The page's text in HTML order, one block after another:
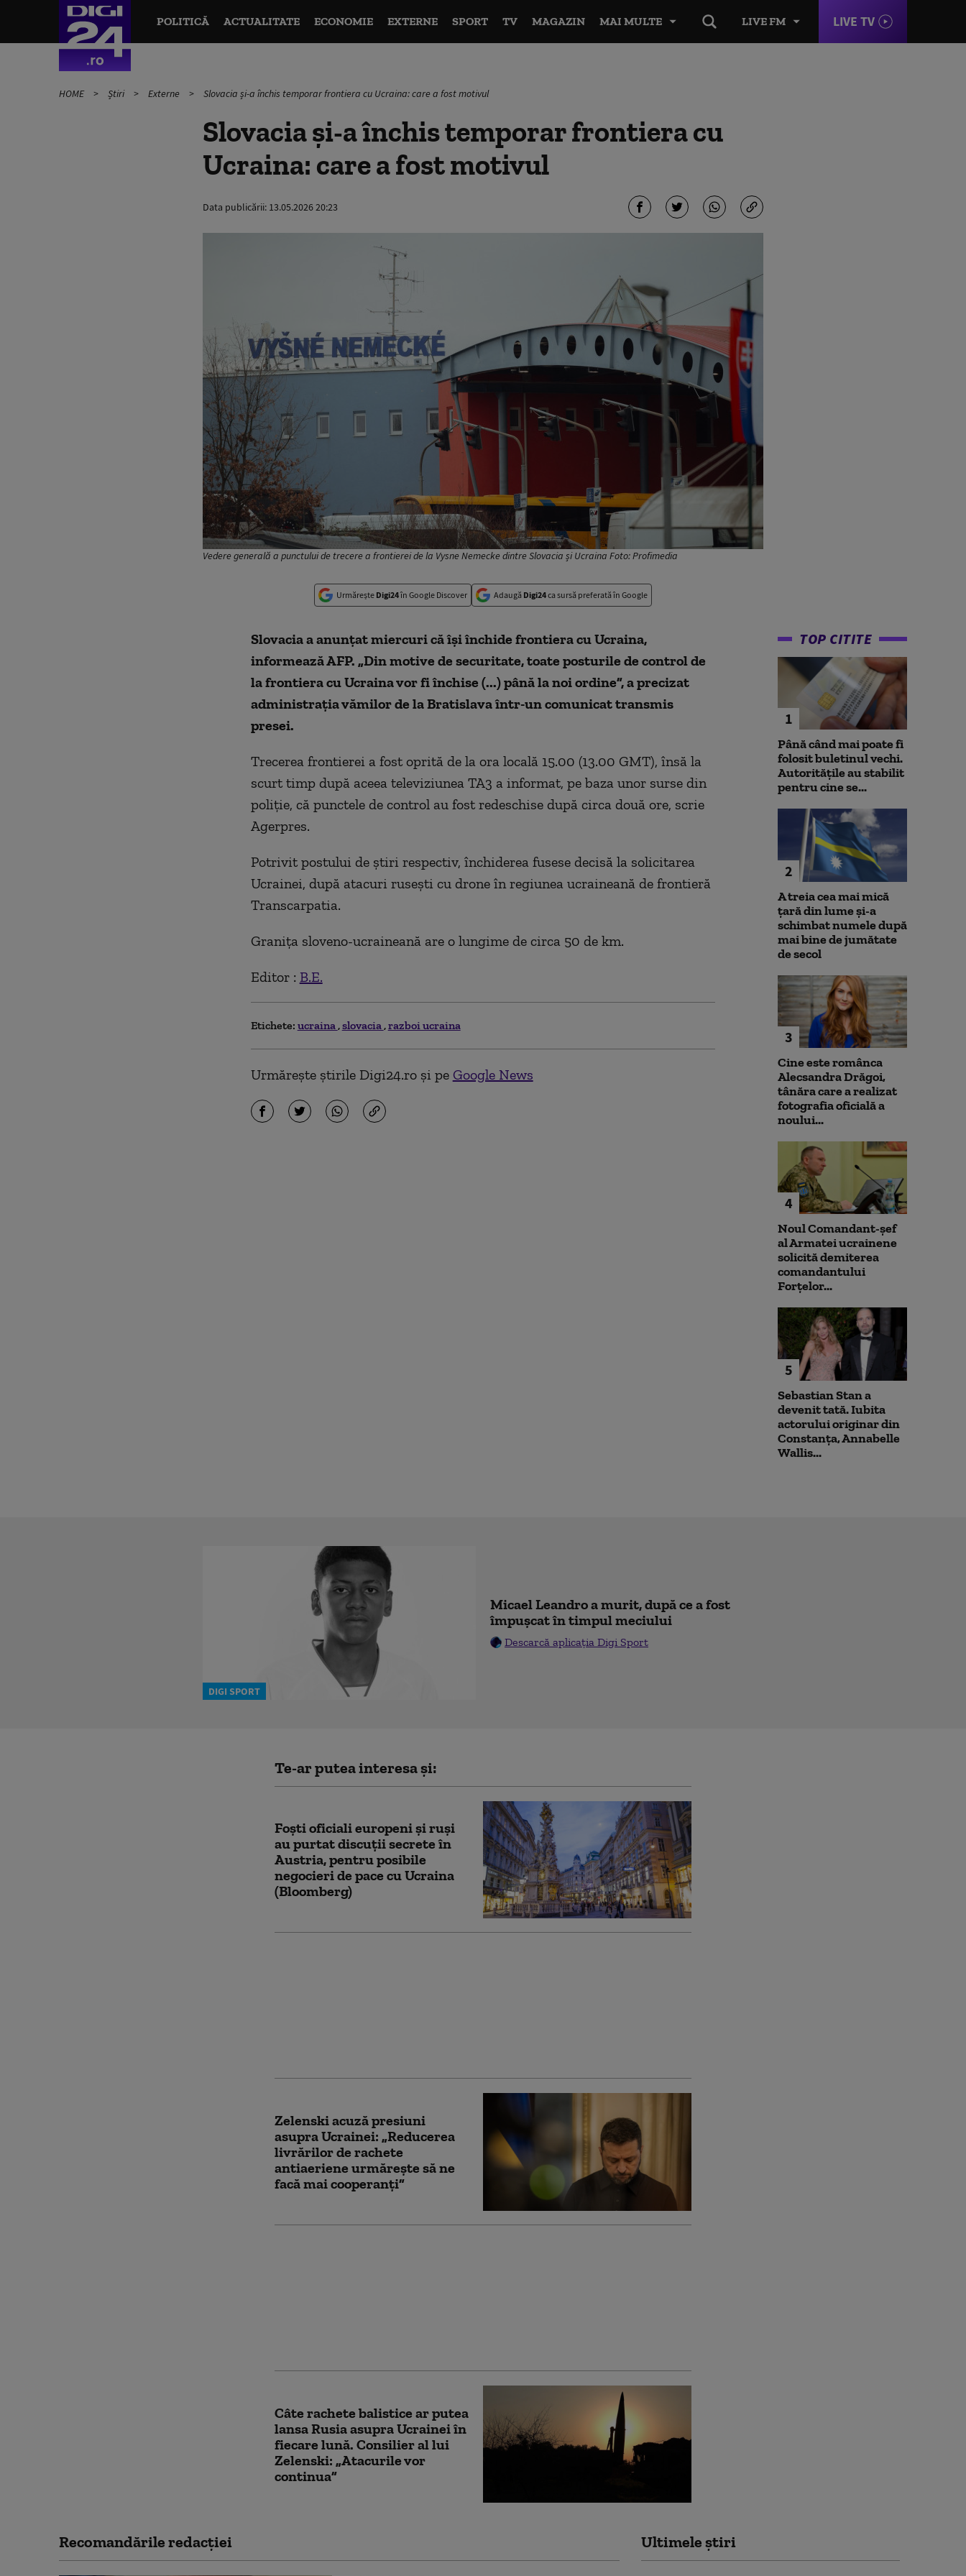
LIVE FM LIVE TV
POLITICĂ ACTUALITATE ECONOMIE EXTERNE SPORT TV MAGAZIN MAI MULTE
HOME Știri Externe Slovacia și-a închis temporar frontiera cu Ucraina: care a fost motivul
Slovacia și-a închis temporar frontiera cu
Ucraina: care a fost motivul
Data publicării: 13.05.2026 20:23
Vedere generală a punctului de trecere a frontierei de la Vysne Nemecke dintre Slovacia și Ucraina Foto: Profimedia
Urmărește Digi24în Google Discover Adaugă Digi24ca sursă preferată în Google
Slovacia a anunţat miercuri că îşi închide frontiera cu Ucraina,
informează AFP. „Din motive de securitate, toate posturile de control de
la frontiera cu Ucraina vor fi închise (...) până la noi ordine”, a precizat
administraţia vămilor de la Bratislava într-un comunicat transmis
presei.
Trecerea frontierei a fost oprită de la ora locală 15.00 (13.00 GMT), însă la
scurt timp după aceea televiziunea TA3 a informat, pe baza unor surse din
poliţie, că punctele de control au fost redeschise după circa două ore, scrie
Agerpres.
Potrivit postului de ştiri respectiv, închiderea fusese decisă la solicitarea
Ucrainei, după atacuri ruseşti cu drone în regiunea ucraineană de frontieră
Transcarpatia.
Graniţa sloveno-ucraineană are o lungime de circa 50 de km.
Editor : B.E.
Etichete: ucraina slovacia razboi ucraina
Urmărește știrile Digi24.ro și pe Google News
TOP CITITE
1
Până când mai poate fi
folosit buletinul vechi.
Autoritățile au stabilit
pentru cine se...
2
A treia cea mai mică
țară din lume și-a
schimbat numele după
mai bine de jumătate
de secol
3
Cine este românca
Alecsandra Drăgoi,
tânăra care a realizat
fotografia oficială a
noului...
4
Noul Comandant-șef
al Armatei ucrainene
solicită demiterea
comandantului
Forțelor...
5
Sebastian Stan a
devenit tată. Iubita
actorului originar din
Constanța, Annabelle
Wallis...
DIGI SPORT
Micael Leandro a murit, după ce a fost
împușcat în timpul meciului
Descarcă aplicația Digi Sport
Te-ar putea interesa și:
Foști oficiali europeni și ruși
au purtat discuții secrete în
Austria, pentru posibile
negocieri de pace cu Ucraina
(Bloomberg)
Zelenski acuză presiuni
asupra Ucrainei: „Reducerea
livrărilor de rachete
antiaeriene urmărește să ne
facă mai cooperanți”
Câte rachete balistice ar putea
lansa Rusia asupra Ucrainei în
fiecare lună. Consilier al lui
Zelenski: „Atacurile vor
continua”
Recomandările redacţiei Ultimele știri